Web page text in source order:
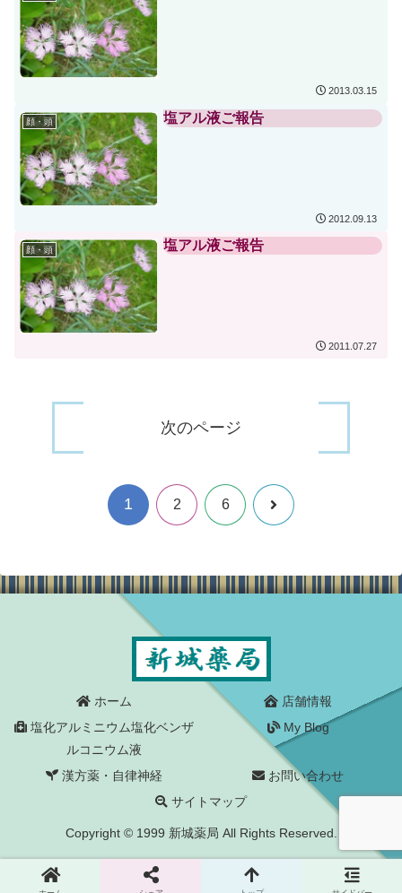
2013.03.15
顔・頭 塩アル液ご報告
2012.09.13
顔・頭 塩アル液ご報告
2011.07.27
次のページ
1 2 6 次
ホーム
店舗情報
塩化アルミニウム塩化ベンザ
ルコニウム液
My Blog
漢方薬・自律神経
お問い合わせ
サイトマップ
Copyright © 1999 新城薬局 All Rights Reserved.